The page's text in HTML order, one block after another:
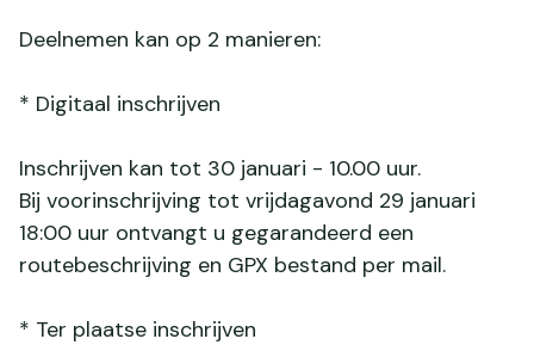
Deelnemen kan op 2 manieren:
* Digitaal inschrijven
Inschrijven kan tot 30 januari - 10.00 uur.
Bij voorinschrijving tot vrijdagavond 29 januari
18:00 uur ontvangt u gegarandeerd een
routebeschrijving en GPX bestand per mail.
* Ter plaatse inschrijven